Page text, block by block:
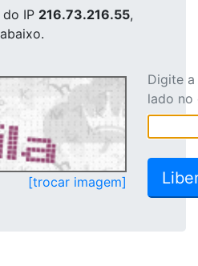
do IP 216.73.216.55,
[trocar imagem]
Digite
lado no